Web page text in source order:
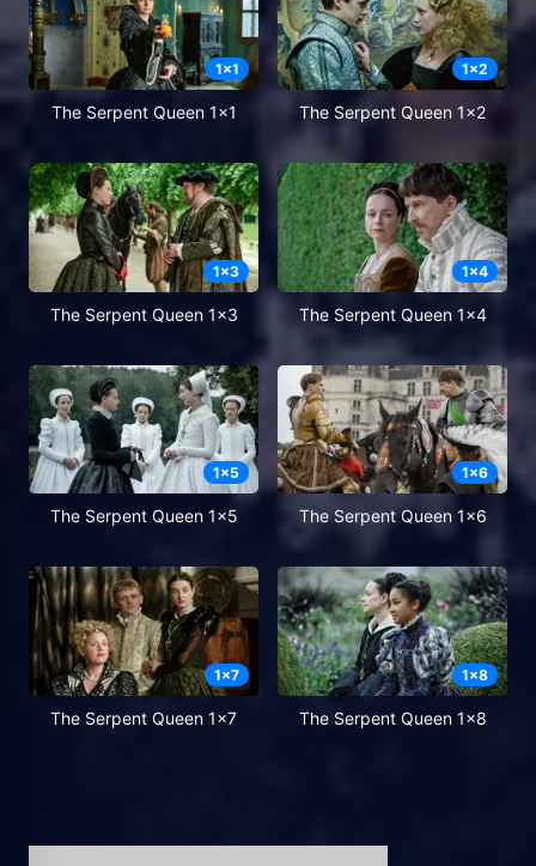
1x1
The Serpent Queen 1x1
1x2
The Serpent Queen 1x2
1x3
The Serpent Queen 1x3
1x4
The Serpent Queen 1x4
1x5
The Serpent Queen 1x5
1x6
The Serpent Queen 1x6
1x7
The Serpent Queen 1x7
1x8
The Serpent Queen 1x8